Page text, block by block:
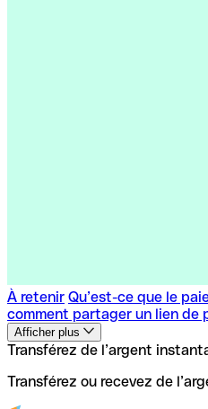
À retenir Qu’est-ce que le
comment partager un lien de
Afficher plus
Transférez de l’argent
Transférez ou recevez de